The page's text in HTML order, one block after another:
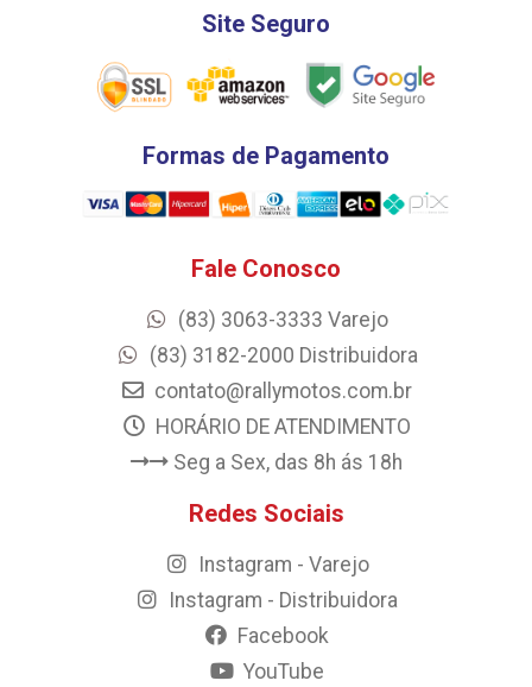
Site Seguro
Formas de Pagamento
Fale Conosco
(83) 3063-3333 Varejo
(83) 3182-2000 Distribuidora
contato@rallymotos.com.br
HORÁRIO DE ATENDIMENTO
Seg a Sex, das 8h ás 18h
Redes Sociais
Instagram - Varejo
Instagram - Distribuidora
Facebook
YouTube